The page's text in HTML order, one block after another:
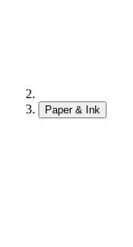
Paper & Ink